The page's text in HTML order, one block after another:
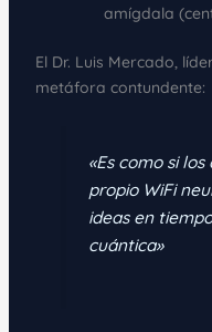
amígdala
El Dr. Luis Mercado,
metáfora contundente:
«Es como si
propio WiFi
ideas en
cuántica»